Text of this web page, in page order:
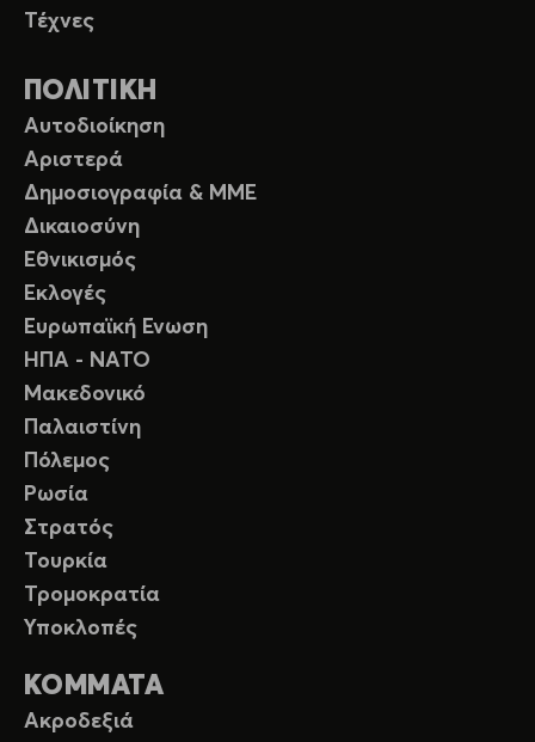
Τέχνες
ΠΟΛΙΤΙΚΗ
Αυτοδιοίκηση
Αριστερά
Δημοσιογραφία & ΜΜΕ
Δικαιοσύνη
Εθνικισμός
Εκλογές
Ευρωπαϊκή Ενωση
ΗΠΑ - ΝΑΤΟ
Μακεδονικό
Παλαιστίνη
Πόλεμος
Ρωσία
Στρατός
Τουρκία
Τρομοκρατία
Υποκλοπές
ΚΟΜΜΑΤΑ
Ακροδεξιά